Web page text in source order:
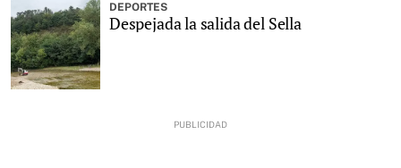
DEPORTES
Despejada la salida del Sella